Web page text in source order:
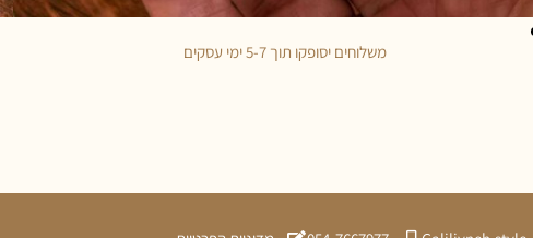
משלוחים יסופקו תוך 5-7 ימי עסקים